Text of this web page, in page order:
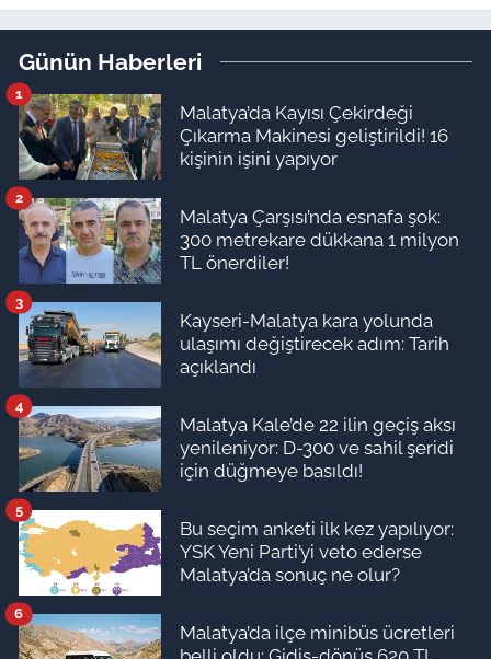
riski var
Günün Haberleri
Malatya’da Kayısı Çekirdeği
Çıkarma Makinesi geliştirildi! 16
kişinin işini yapıyor
1
Malatya Çarşısı’nda esnafa şok:
300 metrekare dükkana 1 milyon
TL önerdiler!
2
Kayseri-Malatya kara yolunda
ulaşımı değiştirecek adım: Tarih
açıklandı
3
Malatya Kale’de 22 ilin geçiş aksı
yenileniyor: D-300 ve sahil şeridi
için düğmeye basıldı!
4
Bu seçim anketi ilk kez yapılıyor:
YSK Yeni Parti’yi veto ederse
Malatya’da sonuç ne olur?
5
Malatya’da ilçe minibüs ücretleri
6